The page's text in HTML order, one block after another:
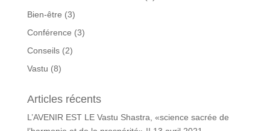
Bien-être (3)
Conférence (3)
Conseils(2)
Vastu (8)
Articles récents
L’AVENIR EST LE Vastu Shastra, «science sacrée de